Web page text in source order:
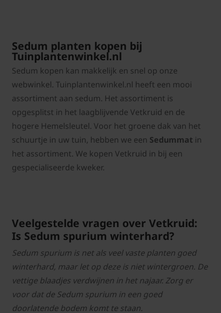
Sedum planten kopen bij
Tuinplantenwinkel.nl
Sedum kopen kan makkelijk en snel op onze
webwinkel. Tuinplantenwinkel.nl heeft een mooi
assortiment aan sedum. Het assortiment is
opgesplitst in het laagblijvende Vetkruid en de
hogere Hemelsleutel. Voor het groene dak van het
schuurtje in uw tuin, hebben we een Sedummat in
het assortiment. We kopen Vetkruid in bij een
gespecialiseerde kweker.
Veelgestelde vragen over Vetkruid:
Is Sedum spurium winterhard?
Sedum spurium is net als veel vaste planten goed
winterhard, maar let op deze is niet wintergroen. De
vettige blaadjes verdwijnen in het najaar. Zorg er
voor dat de Sedum spurium in een goed
doorlatende bodem komt te staan.